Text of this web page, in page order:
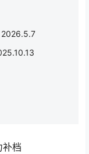
2026.5.7
补档